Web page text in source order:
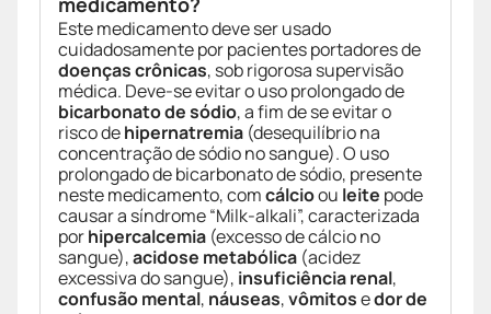
Este medicamento deve ser usado
cuidadosamente por pacientes portadores de
doenças crônicas, sob rigorosa supervisão
médica. Deve-se evitar o uso prolongado de
bicarbonato de sódio, a fim de se evitar o
risco dehipernatremia (desequilíbrio na
concentração de sódio no sangue). O uso
prolongado de bicarbonato de sódio, presente
neste medicamento, comcálcioou leite pode
causar a síndrome “Milk-alkali”, caracterizada
porhipercalcemia (excesso de cálcio no
sangue),acidose metabólica (acidez
excessiva do sangue), insuficiência renal,
confusão mental, náuseas,vômitosedor de